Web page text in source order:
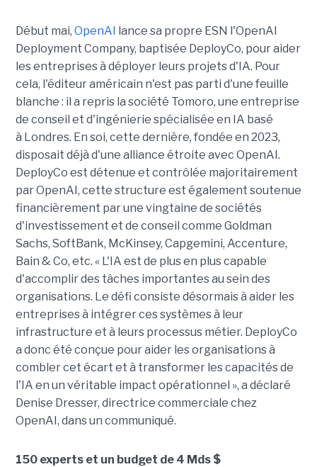
Début mai, OpenAI lance sa propre ESN l'OpenAI
Deployment Company, baptisée DeployCo, pour aider
les entreprises à déployer leurs projets d'IA. Pour
cela, l'éditeur américain n'est pas parti d'une feuille
blanche : il a repris la société Tomoro, une entreprise
de conseil et d'ingénierie spécialisée en IA basé
à Londres. En soi, cette dernière, fondée en 2023,
disposait déjà d'une alliance étroite avec OpenAI.
DeployCo est détenue et contrôlée majoritairement
par OpenAI, cette structure est également soutenue
financièrement par une vingtaine de sociétés
d'investissement et de conseil comme Goldman
Sachs, SoftBank, McKinsey, Capgemini, Accenture,
Bain & Co, etc. « L'IA est de plus en plus capable
d'accomplir des tâches importantes au sein des
organisations. Le défi consiste désormais à aider les
entreprises à intégrer ces systèmes à leur
infrastructure et à leurs processus métier. DeployCo
a donc été conçue pour aider les organisations à
combler cet écart et à transformer les capacités de
l'IA en un véritable impact opérationnel », a déclaré
Denise Dresser, directrice commerciale chez
OpenAI, dans un communiqué.
150 experts et un budget de 4 Mds $